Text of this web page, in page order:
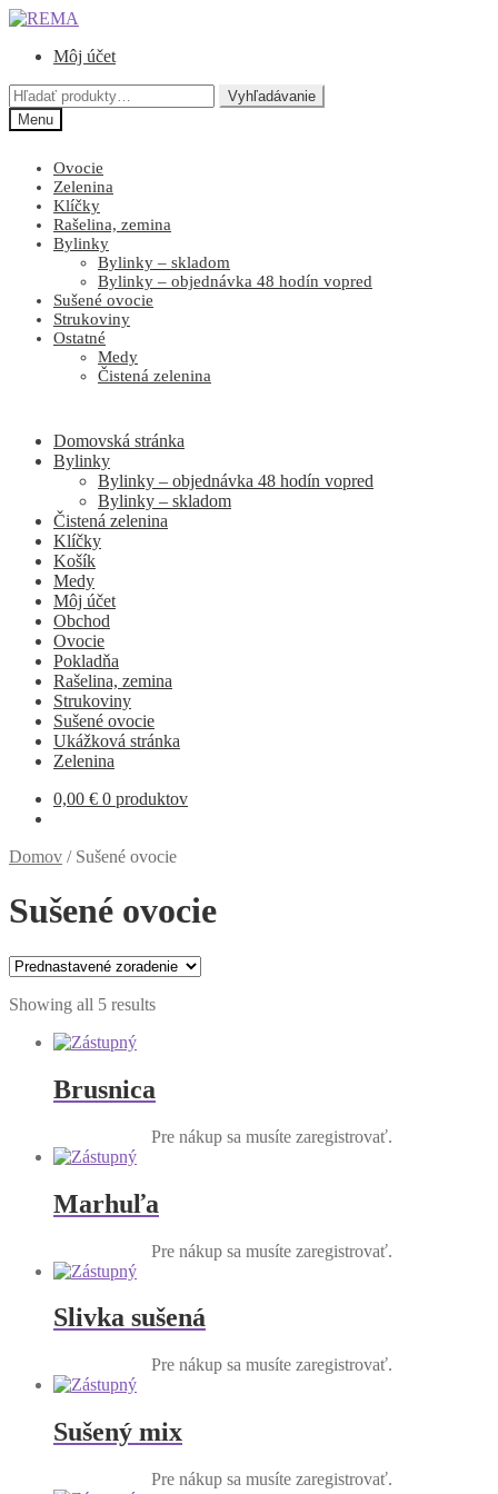
Preskočiť
navigáciu
Preskočiť
obsah
Môj účet
Hľadať:
Vyhľadávanie
Menu
Ovocie
Zelenina
Klíčky
Rašelina, zemina
Bylinky
Bylinky – skladom
Bylinky – objednávka 48 hodín vopred
Sušené ovocie
Strukoviny
Ostatné
Medy
Čistená zelenina
Domovská stránka
Bylinky
Bylinky – objednávka 48 hodín vopred
Bylinky – skladom
Čistená zelenina
Klíčky
Košík
Medy
Môj účet
Obchod
Ovocie
Pokladňa
Rašelina, zemina
Strukoviny
Sušené ovocie
Ukážková stránka
Zelenina
0,00 € 0 produktov
Domov / Sušené ovocie
Sušené ovocie
Showing all 5 results
Brusnica
Pre nákup sa musíte zaregistrovať.
Marhuľa
Pre nákup sa musíte zaregistrovať.
Slivka sušená
Pre nákup sa musíte zaregistrovať.
Sušený mix
Pre nákup sa musíte zaregistrovať.